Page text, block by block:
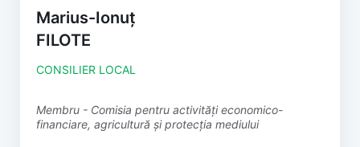
Marius-Ionuț
FILOTE
CONSILIER LOCAL
membru - Comisia pentru activități economico-
financiare, agricultură și protecția mediului